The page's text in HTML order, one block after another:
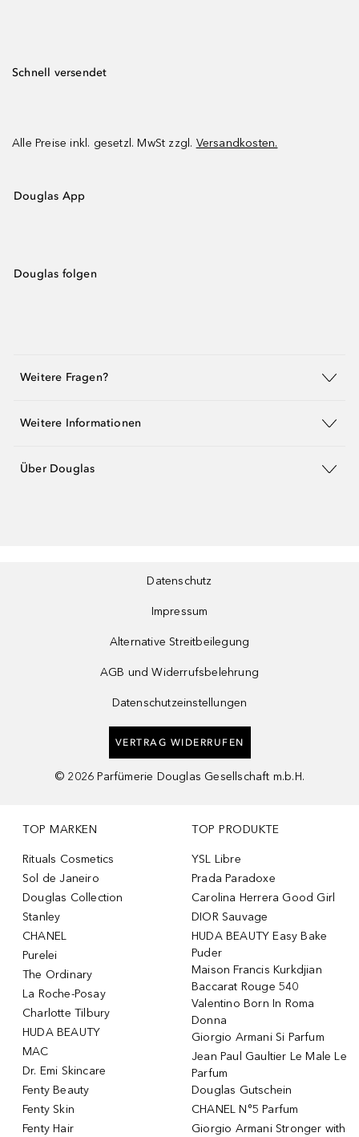
Schnell versendet
Alle Preise inkl. gesetzl. MwSt zzgl. Versandkosten.
Douglas App
Douglas folgen
Weitere Fragen?
Weitere Informationen
Über Douglas
Datenschutz
Impressum
Alternative Streitbeilegung
AGB und Widerrufsbelehrung
Datenschutzeinstellungen
VERTRAG WIDERRUFEN
© 2026 Parfümerie Douglas Gesellschaft m.b.H.
TOP MARKEN
Rituals Cosmetics
Sol de Janeiro
Douglas Collection
Stanley
CHANEL
Purelei
The Ordinary
La Roche-Posay
Charlotte Tilbury
HUDA BEAUTY
MAC
Dr. Emi Skincare
Fenty Beauty
Fenty Skin
Fenty Hair
TOP PRODUKTE
YSL Libre
Prada Paradoxe
Carolina Herrera Good Girl
DIOR Sauvage
HUDA BEAUTY Easy Bake
Puder
Maison Francis Kurkdjian
Baccarat Rouge 540
Valentino Born In Roma
Donna
Giorgio Armani Si Parfum
Jean Paul Gaultier Le Male Le
Parfum
Douglas Gutschein
CHANEL N°5 Parfum
Giorgio Armani Stronger with